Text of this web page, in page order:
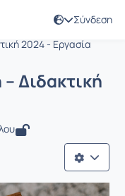
Σύνδεση
2024 - Εργασία
Μάθηση –
Διδακτική